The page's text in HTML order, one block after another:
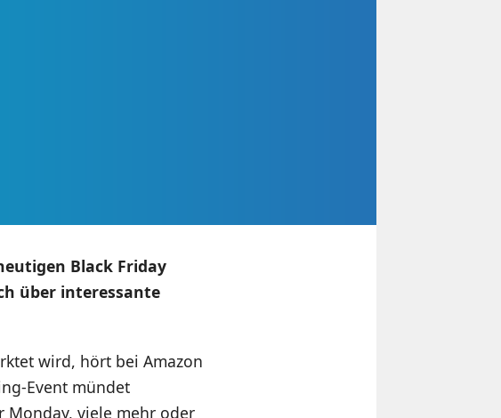
Black Friday
über interessante
wird, hört bei Amazon
Event mündet
Monday, viele mehr oder